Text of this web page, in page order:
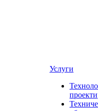
Услуги